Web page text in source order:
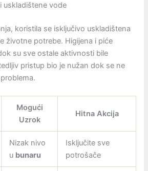
uskladištene vode
koristila se isključivo uskladištena
životne potrebe. Higijena i piće
su sve ostale aktivnosti bile
pristup bio je nužan dok se ne
Mogući
Uzrok
Hitna Akcija
Nizak nivo
u bunaru
Isključite sve
potrošače